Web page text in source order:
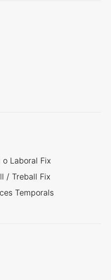
o Laboral Fix
/ Treball Fix
Temporals